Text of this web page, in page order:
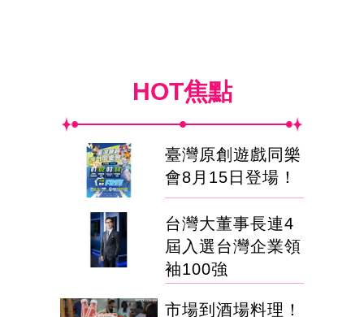
HOT焦點
臺灣原創遊戲同樂
會8月15日登場！
台灣大董事長連4
屆入選台灣企業領
袖100強
市場到酒場料理！